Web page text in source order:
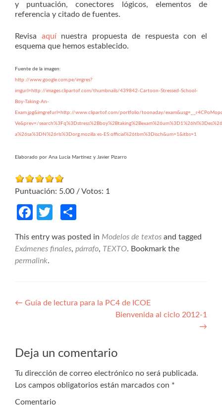
y puntuación, conectores lógicos, elementos de
referencia y citado de fuentes.
Revisa aquínuestra propuesta de respuesta con el
esquema que hemos establecido.
Fuente de la imagen:
http://www.google.com.pe/imgres?
imgurl=http://images.clipartof.com/thumbnails/439842-Cartoon-Stressed-School-
Boy-Taking-An-
Exam.jpg&imgrefurl=http://www.clipartof.com/portfolio/toonaday/
Ve&prev=/
a%26sa%3DN%26rls%3Dorg.mozilla:es-ES:official%26tbm%3Disch&um=1&itbs=1
Elaborado por Ana Lucía Martínez y Javier Pizarro
Puntuación: 5.00 / Votos: 1
Facebook
Twitter
This entry was posted in Modelos de textos and tagged
Exámenes finales, párrafo, TEXTO. Bookmark the
permalink.
Navegación de entradas
← Guía de lectura para la PC4 de ICOE
Bienvenida al ciclo 2012-1
→
Deja un comentario
Tu dirección de correo electrónico no será publicada.
Los campos obligatorios están marcados con *
Comentario